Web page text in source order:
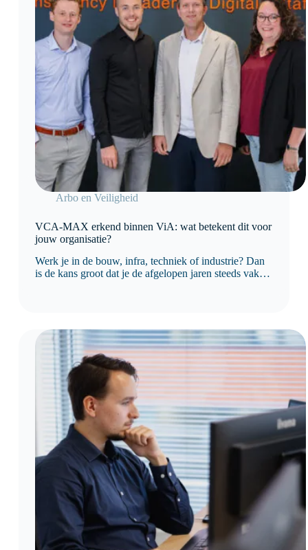
Arbo en Veiligheid
VCA-MAX erkend binnen ViA: wat betekent dit voor
jouw organisatie?
Werk je in de bouw, infra, techniek of industrie? Dan
is de kans groot dat je de afgelopen jaren steeds vaker